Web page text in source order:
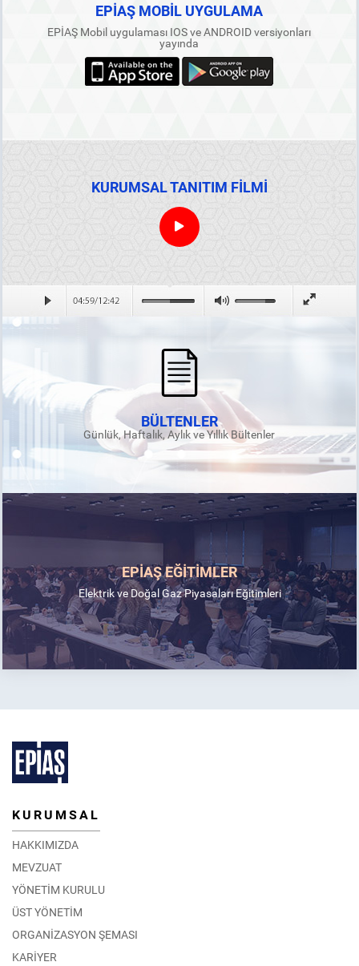
EPİAŞ MOBİL UYGULAMA
EPİAŞ Mobil uygulaması IOS ve ANDROID versiyonları
yayında
KURUMSAL TANITIM FİLMİ
BÜLTENLER
Günlük, Haftalık, Aylık ve Yıllık Bültenler
EPİAŞ EĞİTİMLER
Elektrik ve Doğal Gaz Piyasaları Eğitimleri
KURUMSAL
HAKKIMIZDA
MEVZUAT
YÖNETİM KURULU
ÜST YÖNETİM
ORGANİZASYON ŞEMASI
KARİYER